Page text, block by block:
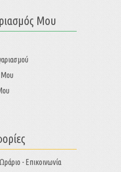
Μου
Μου
- Επικοινωνία